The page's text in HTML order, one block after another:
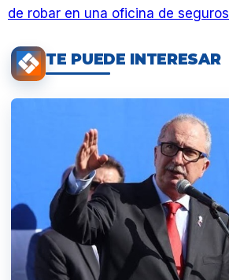
de robar en una oficina de seguros
TE PUEDE INTERESAR